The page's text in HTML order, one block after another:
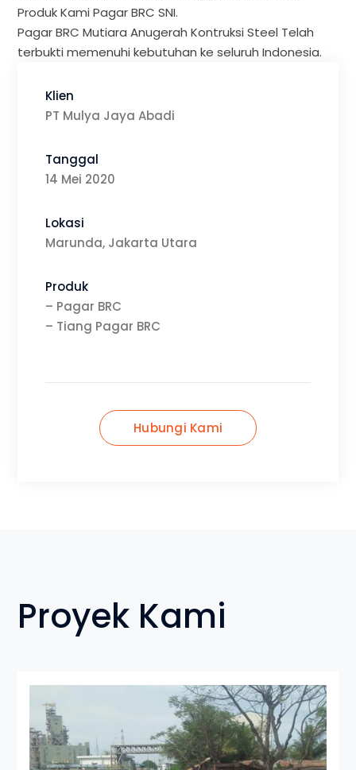
terbukti memenuhi kebutuhan ke seluruh Indonesia.
Klien
Tanggal
Lokasi
Produk
– Tiang Pagar BRC
Hubungi Kami